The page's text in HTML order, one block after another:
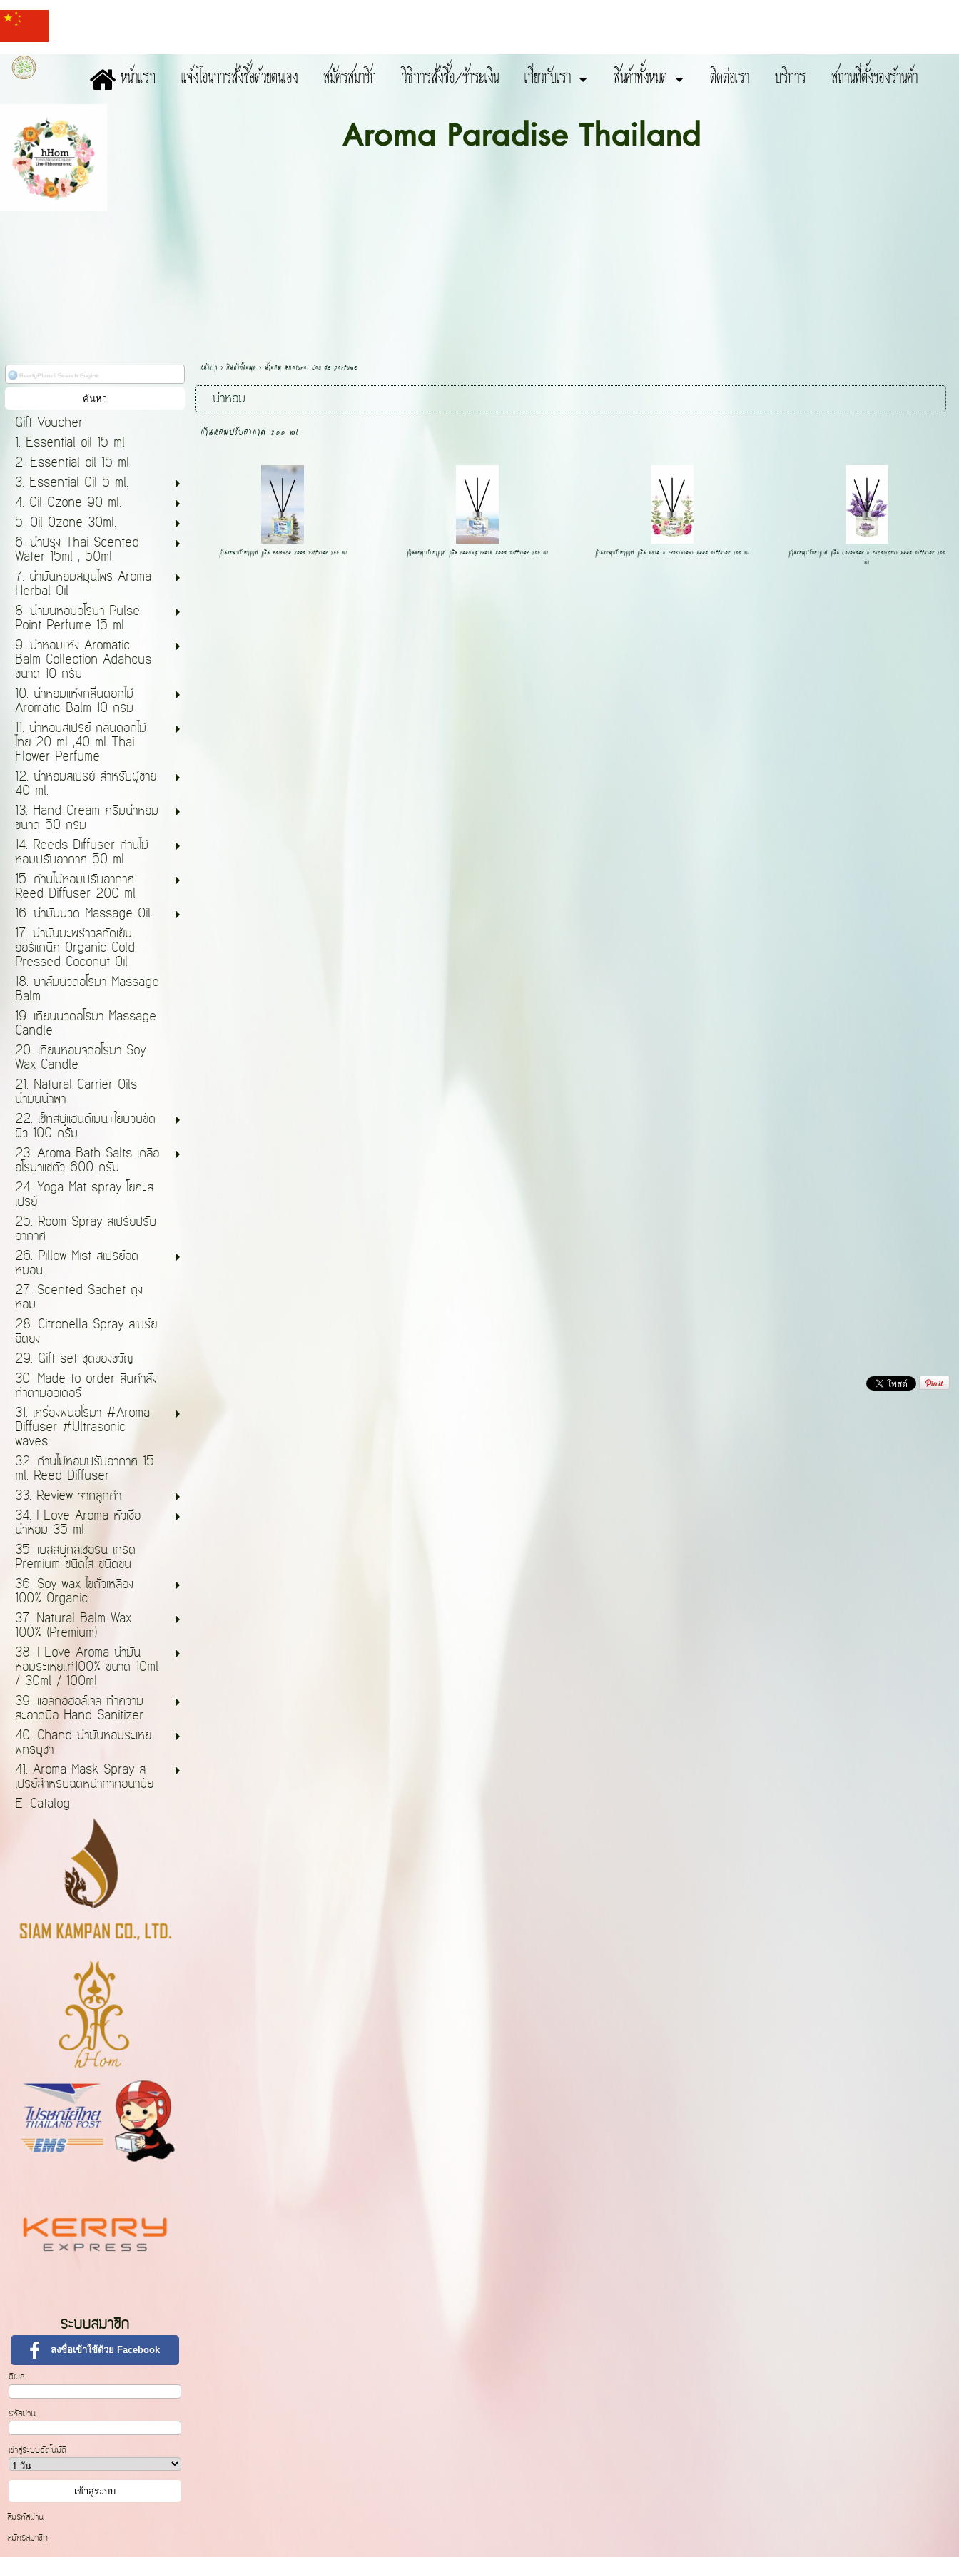
หน้าแรก แจ้งโอนการสั่งซื้อด้วยตนเอง สมัครสมาชิก วิธีการสั่งซื้อ/ชำระเงิน เกี่ยวกับเรา สินค้าทั้งหมด ติดต่อเรา บริการ สถานที่ตั้งของร้านค้า
Aroma Paradise Thailand
Gift Voucher
1. Essential oil 15 ml
2. Essential oil 15 ml
3. Essential Oil 5 ml.
4. Oil Ozone 90 ml.
5. Oil Ozone 30ml.
6. น้ำปรุง Thai Scented
Water 15ml , 50ml
7. น้ำมันหอมสมุนไพร Aroma
Herbal Oil
8. น้ำมันหอมอโรมา Pulse
Point Perfume 15 ml.
9. น้ำหอมแห้ง Aromatic
Balm Collection Adahcus
ขนาด 10 กรัม
10. น้ำหอมแห้งกลิ่นดอกไม้
Aromatic Balm 10 กรัม
11. น้ำหอมสเปรย์ กลิ่นดอกไม้
ไทย 20 ml ,40 ml Thai
Flower Perfume
12. น้ำหอมสเปรย์ สำหรับผู้ชาย
40 ml.
13. Hand Cream ครีมน้ำหอม
ขนาด 50 กรัม
14. Reeds Diffuser ก้านไม้
หอมปรับอากาศ 50 ml.
15. ก้านไม้หอมปรับอากาศ
Reed Diffuser 200 ml
16. น้ำมันนวด Massage Oil
17. น้ำมันมะพร้าวสกัดเย็น
ออร์แกนิค Organic Cold
Pressed Coconut Oil
18. บาล์มนวดอโรมา Massage
Balm
19. เทียนนวดอโรมา Massage
Candle
20. เทียนหอมจุดอโรมา Soy
Wax Candle
21. Natural Carrier Oils
น้ำมันนำพา
22. เซ็ทสบู่แฮนด์เมน+ใยบวบขัด
ผิว 100 กรัม
23. Aroma Bath Salts เกลือ
อโรมาแช่ตัว 600 กรัม
24. Yoga Mat spray โยคะส
เปรย์
25. Room Spray สเปร์ยปรับ
อากาศ
26. Pillow Mist สเปรย์ฉีด
หมอน
27. Scented Sachet ถุง
หอม
28. Citronella Spray สเปร์ย
ฉีดยุง
29. Gift set ชุดของขวัญ
30. Made to order สินค้าสั่ง
ทำตามออเดอร์
31. เครื่องพ่นอโรมา #Aroma
Diffuser #Ultrasonic
waves
32. ก้านไม้หอมปรับอากาศ 15
ml. Reed Diffuser
33. Review จากลูกค้า
34. I Love Aroma หัวเชื้อ
น้ำหอม 35 ml
35. เบสสบู่กลีเซอรีน เกรด
Premium ชนิดใส ชนิดขุ่น
36. Soy wax ไขถั่วเหลือง
100% Organic
37. Natural Balm Wax
100% (Premium)
38. I Love Aroma น้ำมัน
หอมระเหยแท้100% ขนาด 10ml
/ 30ml / 100ml
39. แอลกอฮอล์เจล ทำความ
สะอาดมือ Hand Sanitizer
40. Chand น้ำมันหอมระเหย
พุทธบูชา
41. Aroma Mask Spray ส
เปรย์สำหรับฉีดหน้ากากอนามัย
E-Catalog
ระบบสมาชิก
ลงชื่อเข้าใช้ด้วย Facebook
อีเมล
รหัสผ่าน
เข้าสู่ระบบอัตโนมัติ
ลืมรหัสผ่าน
สมัครสมาชิก
หน้าแรก > สินค้าทั้งหมด> น้ำหอม #Natural Eau de parfume
น้ำหอม
ก้านหอมปรับอากาศ 200 ml
ก้านหอมปรับอากาศ กลิ่น Balance Reed Diffuser 200 ml ก้านหอมปรับอากาศ กลิ่น Feeling Fresh Reed Diffuser 200 ml ก้านหอมปรับอากาศ กลิ่น Rose & Frakinsens Reed Diffuser 200 ml
ก้านหอมปรับอากาศ กลิ่น Lavender & Eucalyptus Reed Diffuser 200
ml